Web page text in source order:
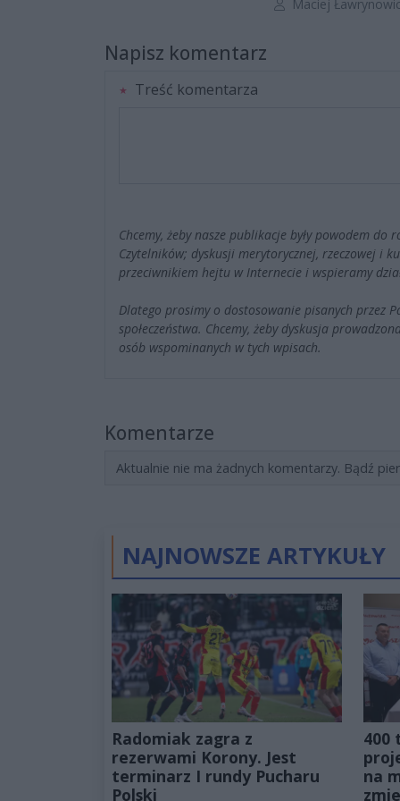
Maciej
Napisz komentarz
Treść komentarza
Chcemy, żeby nasze publikacje były powodem
Czytelników; dyskusji merytorycznej, rzeczowej i
przeciwnikiem hejtu w Internecie i wspieramy
Dlatego prosimy o dostosowanie pisanych przez
społeczeństwa. Chcemy, żeby dyskusja
osób wspominanych w tych wpisach.
Komentarze
Aktualnie nie ma żadnych komentarzy. Bądź
NAJNOWSZE ARTYKUŁY
Radomiak zagra z
rezerwami Korony. Jest
terminarz I rundy Pucharu
Polski
400
na